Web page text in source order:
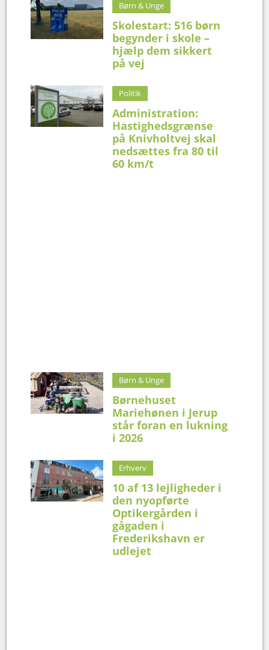
Børn & Unge
Skolestart: 516 børn
begynder i skole –
hjælp dem sikkert
på vej
Politik
Administration:
Hastighedsgrænse
på Knivholtvej skal
nedsættes fra 80 til
60 km/t
Børn & Unge
Børnehuset
Mariehønen i Jerup
står foran en lukning
i 2026
Erhverv
10 af 13 lejligheder i
den nyopførte
Optikergården i
gågaden i
Frederikshavn er
udlejet